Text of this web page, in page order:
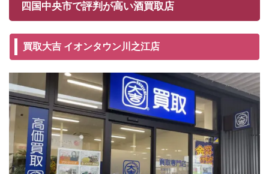
四国中央市で評判が高い酒買取店
買取大吉 イオンタウン川之江店